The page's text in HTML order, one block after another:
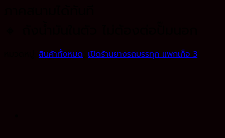
สินค้าทั้งหมด เปิดร้านยางรถบรรทุก แพกเก็จ 3